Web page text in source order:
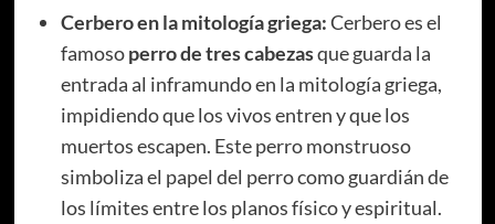
Cerbero en la mitología griega:Cerbero es el
famosoperro de tres cabezasque guarda la
entrada al inframundo en la mitología griega,
impidiendo que los vivos entren y que los
muertos escapen. Este perro monstruoso
simboliza el papel del perro como guardián de
los límites entre los planos físico y espiritual.